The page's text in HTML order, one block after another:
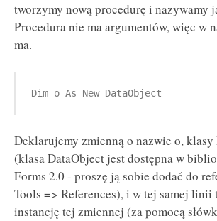
tworzymy nową procedurę i nazywamy
Procedura nie ma argumentów, więc w
ma.
Dim o As New DataObject
Deklarujemy zmienną o nazwie o,
(klasa DataObject jest dostępna w
Forms 2.0 - proszę ją sobie dodać do
Tools => References), i w tej samej linii
instancję tej zmiennej (za pomocą